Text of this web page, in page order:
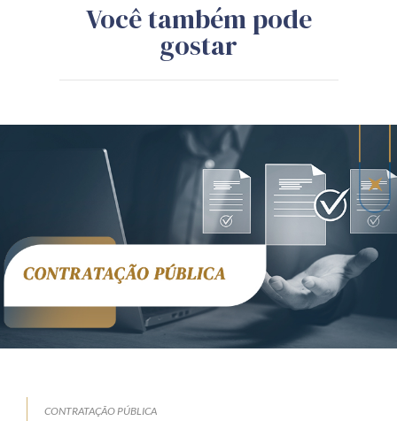
Você também pode
gostar
CONTRATAÇÃO PÚBLICA